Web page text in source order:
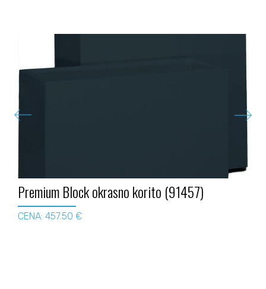
Premium Block okrasno korito (91457)
CENA: 457.50 €